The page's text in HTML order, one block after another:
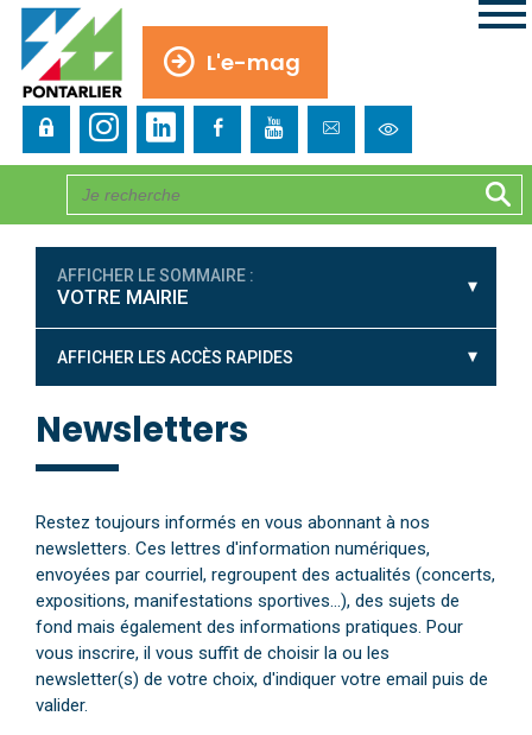
L'e-mag
AFFICHER LE SOMMAIRE :
VOTRE MAIRIE
AFFICHER LES ACCÈS RAPIDES
Newsletters
Restez toujours informés en vous abonnant à nos
newsletters. Ces lettres d'information numériques,
envoyées par courriel, regroupent des actualités (concerts,
expositions, manifestations sportives...), des sujets de
fond mais également des informations pratiques. Pour
vous inscrire, il vous suffit de choisir la ou les
newsletter(s) de votre choix, d'indiquer votre email puis de
valider.